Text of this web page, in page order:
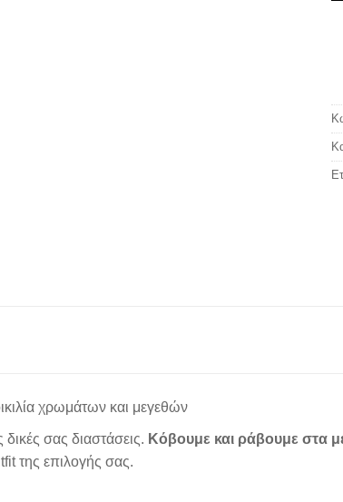
χρωμάτων και μεγεθών
σας διαστάσεις. Κόβουμε και ράβουμε στα
της επιλογής σας.